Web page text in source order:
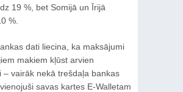
19 %, bet Somijā un Īrijā
%.
dati liecina, ka maksājumi
makiem kļūst arvien
– vairāk nekā trešdaļa bankas
savas kartes E-Walletam